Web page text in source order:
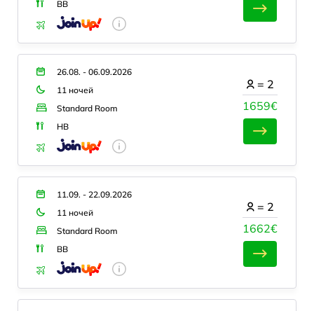
BB
26.08. - 06.09.2026
11 ночей
Standard Room
HB
1659€
= 2
11.09. - 22.09.2026
11 ночей
Standard Room
BB
1662€
= 2